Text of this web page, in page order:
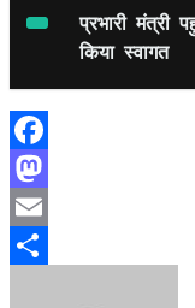
प्रभारी मंत्री
किया स्वागत
Facebook
Mastodon
Email